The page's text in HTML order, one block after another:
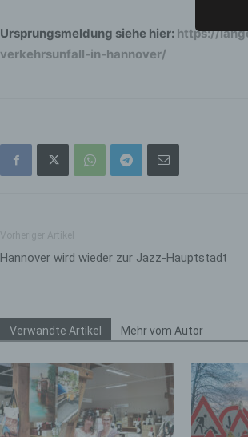
Ursprungsmeldung siehe hier: https://
verkehrsunfall-in-hannover/
Hannover wird wieder zur Jazz-Hauptstadt
Verwandte Artikel Mehr vom Autor